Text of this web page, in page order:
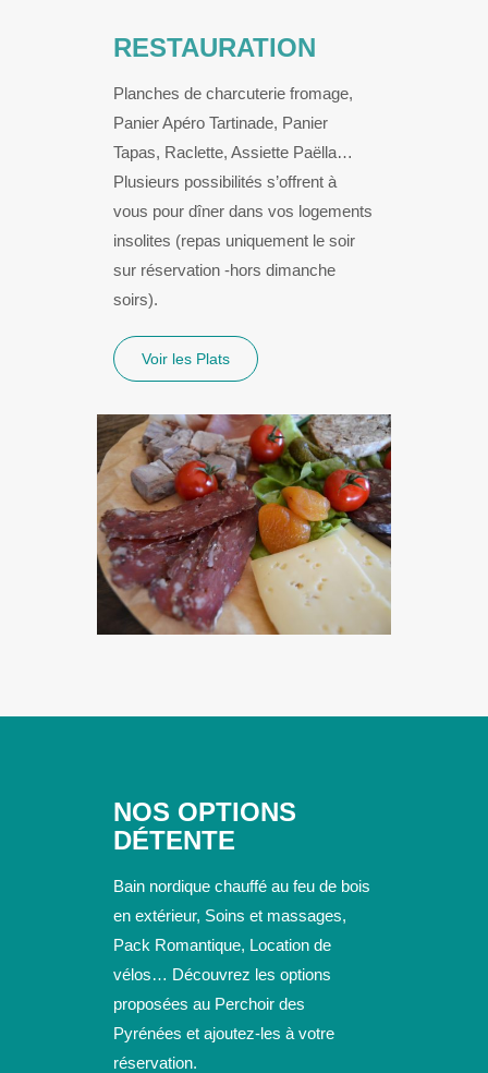
RESTAURATION
Planches de charcuterie fromage,
Panier Apéro Tartinade, Panier
Tapas, Raclette, Assiette Paëlla…
Plusieurs possibilités s’offrent à
vous pour dîner dans vos logements
insolites (repas uniquement le soir
sur réservation -hors dimanche
soirs).
Voir les Plats
NOS OPTIONS
DÉTENTE
Bain nordique chauffé au feu de bois
en extérieur, Soins et massages,
Pack Romantique, Location de
vélos… Découvrez les options
proposées au Perchoir des
Pyrénées et ajoutez-les à votre
réservation.